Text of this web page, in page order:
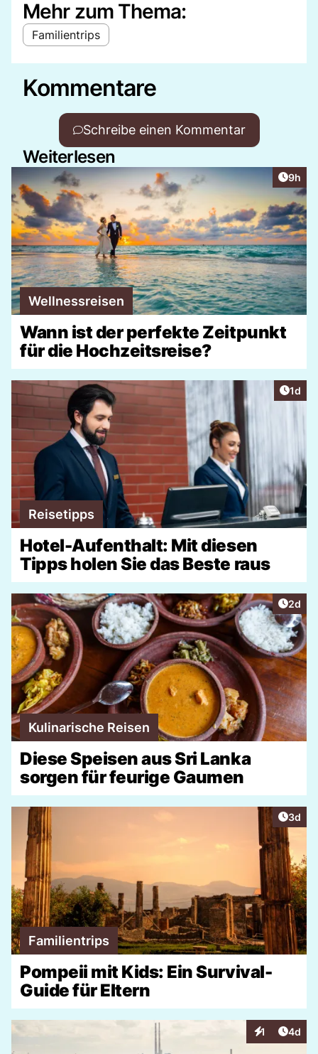
Mehr zum Thema:
Familientrips
Kommentare
Schreibe einen Kommentar
Weiterlesen
9h
Wellnessreisen
Wann ist der perfekte Zeitpunkt
für die Hochzeitsreise?
1d
Reisetipps
Hotel-Aufenthalt: Mit diesen
Tipps holen Sie das Beste raus
2d
Kulinarische Reisen
Diese Speisen aus Sri Lanka
sorgen für feurige Gaumen
3d
Familientrips
Pompeii mit Kids: Ein Survival-
Guide für Eltern
1
Interaktionen
4d